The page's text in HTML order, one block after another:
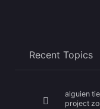
Recent Topics
alguien
project